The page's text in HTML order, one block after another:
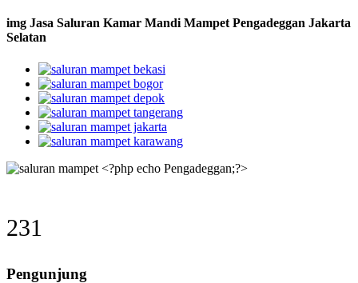
img Jasa Saluran Kamar Mandi Mampet Pengadeggan Jakarta
Selatan
231
Pengunjung